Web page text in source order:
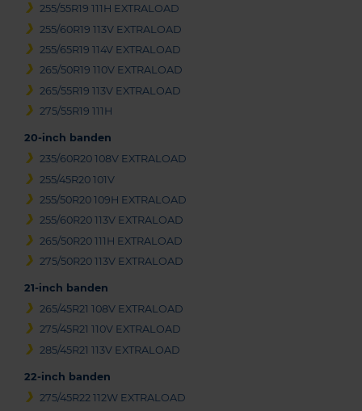
255/55R19 111H EXTRALOAD
255/60R19 113V EXTRALOAD
255/65R19 114V EXTRALOAD
265/50R19 110V EXTRALOAD
265/55R19 113V EXTRALOAD
275/55R19 111H
20-inch banden
235/60R20 108V EXTRALOAD
255/45R20 101V
255/50R20 109H EXTRALOAD
255/60R20 113V EXTRALOAD
265/50R20 111H EXTRALOAD
275/50R20 113V EXTRALOAD
21-inch banden
265/45R21 108V EXTRALOAD
275/45R21 110V EXTRALOAD
285/45R21 113V EXTRALOAD
22-inch banden
275/45R22 112W EXTRALOAD